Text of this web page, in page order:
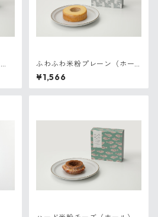
ふわふわ米粉プレーン（ホー
ル）
¥1,566